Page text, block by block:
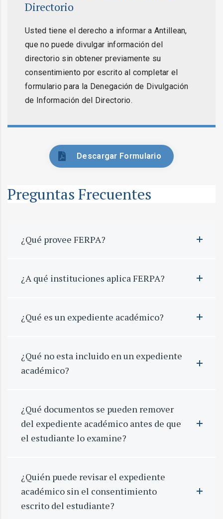
Directorio
Usted tiene el derecho a informar a Antillean,
que no puede divulgar información del
directorio sin obtener previamente su
consentimiento por escrito al completar el
formulario para la Denegación de Divulgación
de Información del Directorio.
Descargar Formulario
Preguntas Frecuentes
¿Qué provee FERPA?
¿A qué instituciones aplica FERPA?
¿Qué es un expediente académico?
¿Qué no esta incluido en un expediente
académico?
¿Qué documentos se pueden remover
del expediente académico antes de que
el estudiante lo examine?
¿Quién puede revisar el expediente
académico sin el consentimiento
escrito del estudiante?